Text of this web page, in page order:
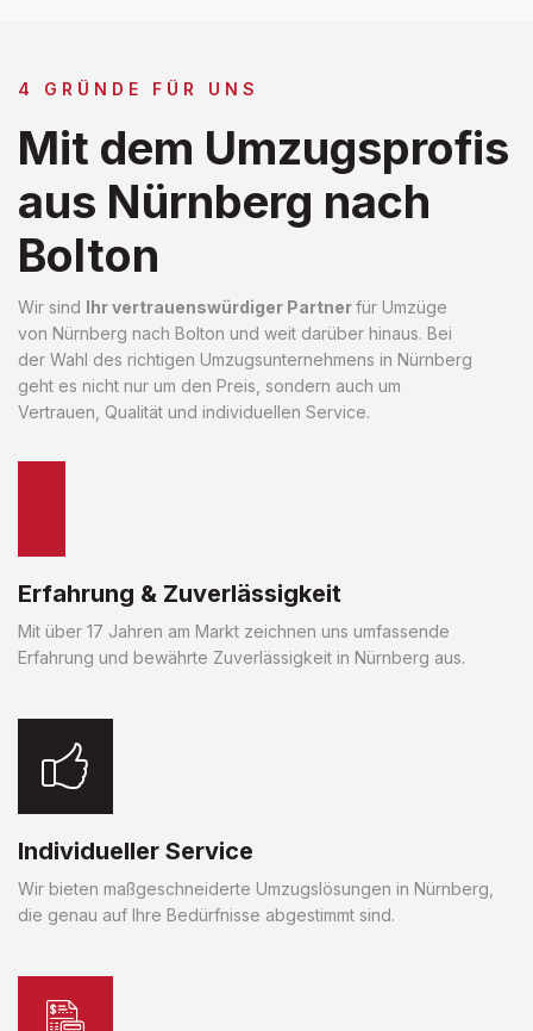
4 GRÜNDE FÜR UNS
Mit dem Umzugsprofis
aus Nürnberg nach
Bolton
Wir sind Ihr vertrauenswürdiger Partnerfür Umzüge
von Nürnberg nach Bolton und weit darüber hinaus. Bei
der Wahl des richtigen Umzugsunternehmens in Nürnberg
geht es nicht nur um den Preis, sondern auch um
Vertrauen, Qualität und individuellen Service.
Erfahrung & Zuverlässigkeit
Mit über 17 Jahren am Markt zeichnen uns umfassende
Erfahrung und bewährte Zuverlässigkeit in Nürnberg aus.
Individueller Service
Wir bieten maßgeschneiderte Umzugslösungen in Nürnberg,
die genau auf Ihre Bedürfnisse abgestimmt sind.